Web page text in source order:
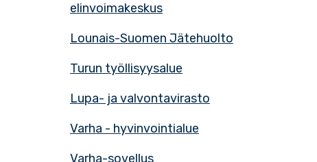
elinvoimakeskus
Lounais-Suomen Jätehuolto
Turun työllisyysalue
Lupa- ja valvontavirasto
Varha - hyvinvointialue
Varha-sovellus